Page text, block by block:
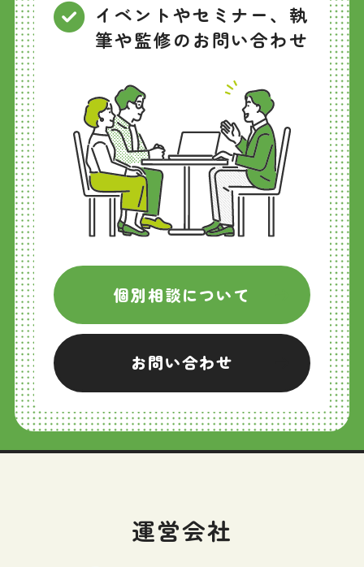
イベントやセミナー、執
筆や監修のお問い合わせ
個別相談について
お問い合わせ
運営会社